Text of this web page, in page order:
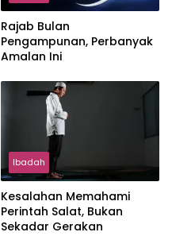
Rajab Bulan
Pengampunan, Perbanyak
Amalan Ini
Ibadah
Kesalahan Memahami
Perintah Salat, Bukan
Sekadar Gerakan